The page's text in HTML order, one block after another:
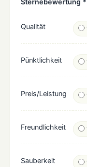
Qualität
Pünktlichkeit
Preis/Leistung
Freundlichkeit
Sauberkeit